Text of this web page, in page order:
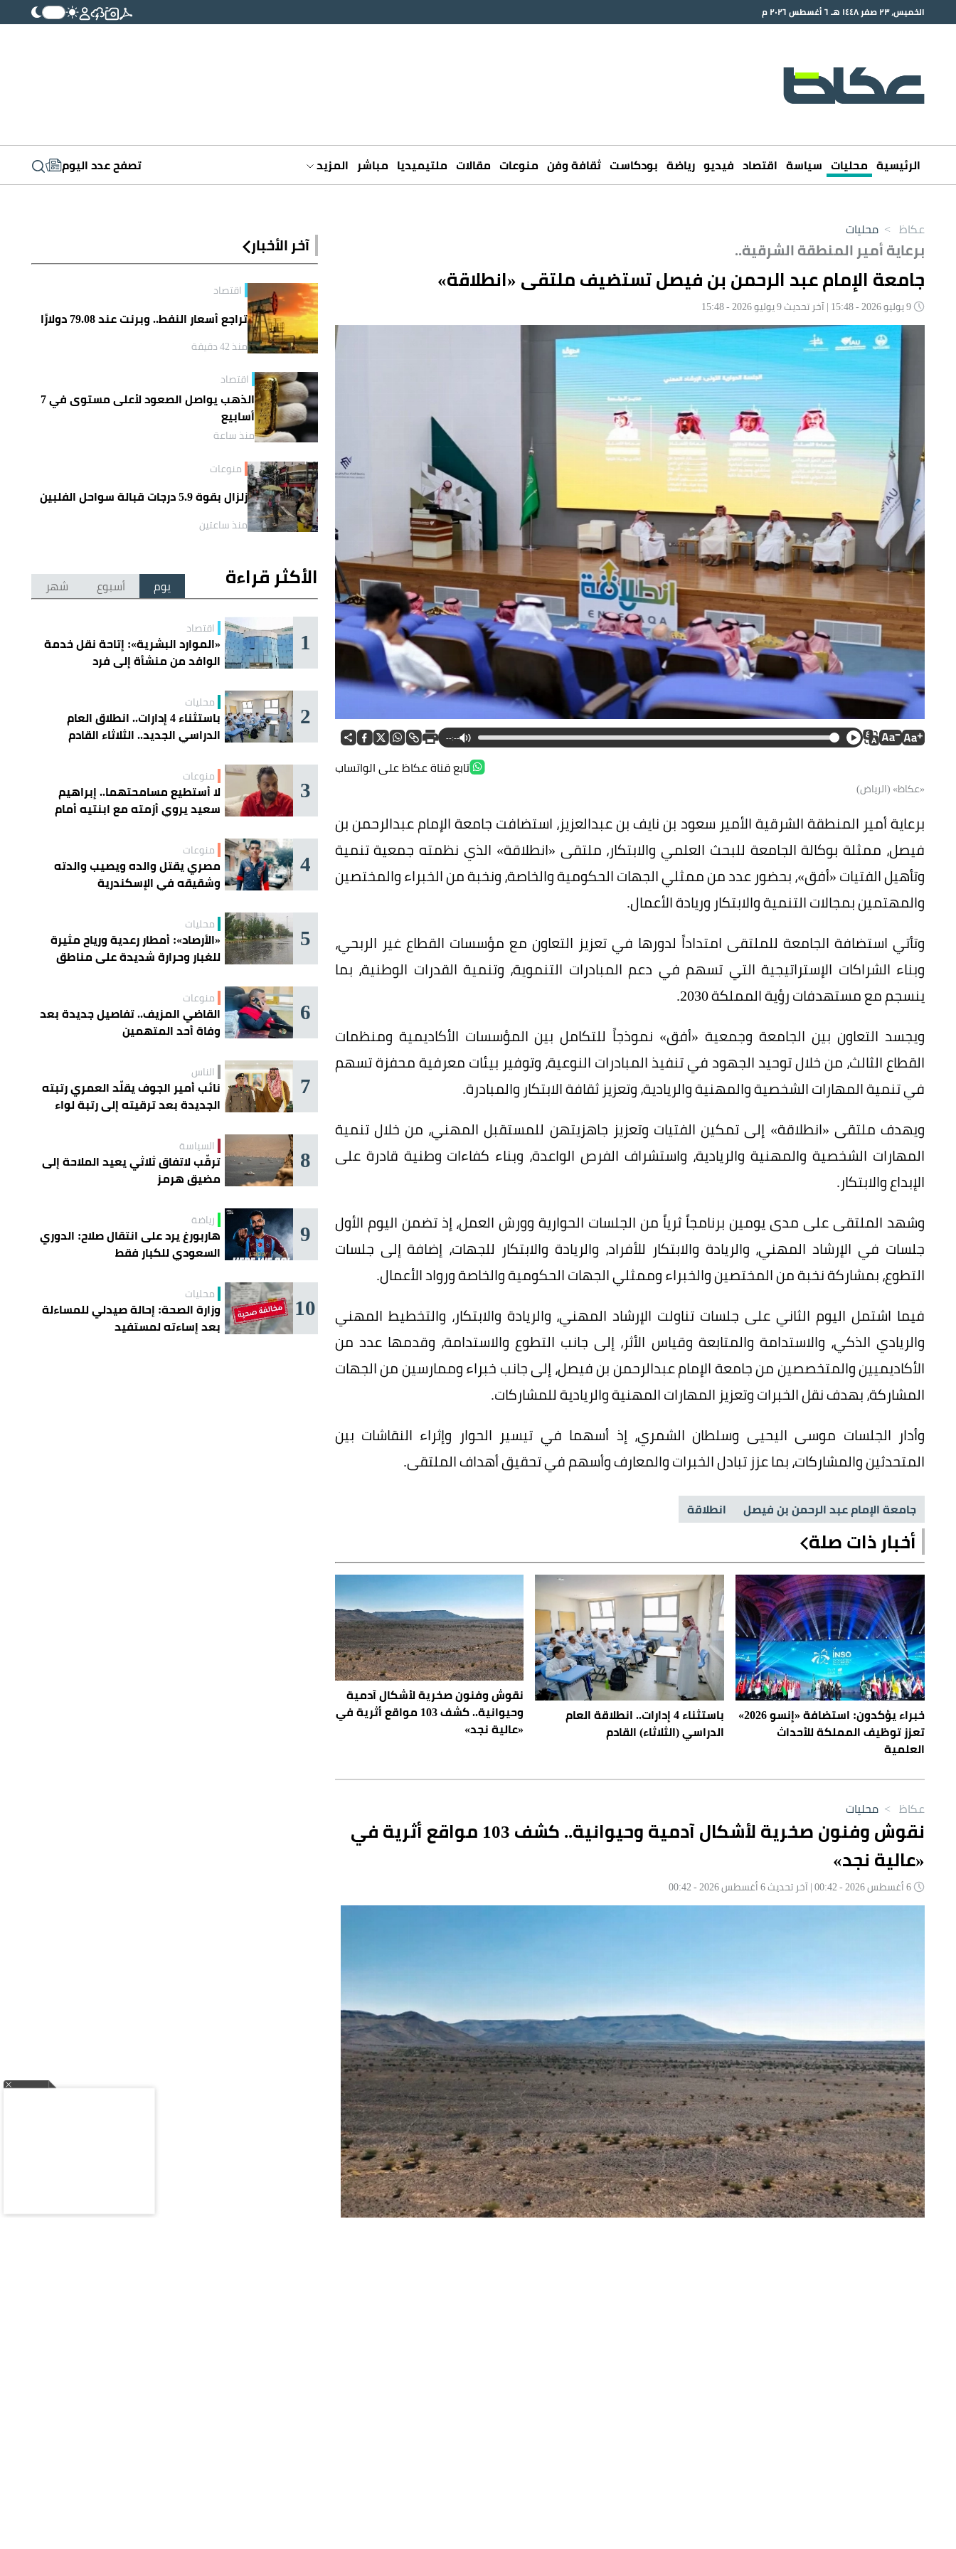
الخميس، ٢٣ صفر ١٤٤٨ هـ ٦ أغسطس ٢٠٢٦ م
الرئيسية محليات سياسة اقتصاد فيديو رياضة بودكاست ثقافة وفن منوعات مقالات ملتيميديا مباشر المزيد تصفح عدد اليوم
عكاظ > محليات
برعاية أمير المنطقة الشرقية..
جامعة الإمام عبد الرحمن بن فيصل تستضيف ملتقى «انطلاقة»
--:--
تابع قناة عكاظ على الواتساب
«عكاظ» (الرياض)
برعاية أمير المنطقة الشرقية الأمير سعود بن نايف بن عبدالعزيز، استضافت جامعة الإمام عبدالرحمن بن
فيصل، ممثلة بوكالة الجامعة للبحث العلمي والابتكار، ملتقى «انطلاقة» الذي نظمته جمعية تنمية
وتأهيل الفتيات «أفق»، بحضور عدد من ممثلي الجهات الحكومية والخاصة، ونخبة من الخبراء والمختصين
والمهتمين بمجالات التنمية والابتكار وريادة الأعمال.
وتأتي استضافة الجامعة للملتقى امتداداً لدورها في تعزيز التعاون مع مؤسسات القطاع غير الربحي،
وبناء الشراكات الإستراتيجية التي تسهم في دعم المبادرات التنموية، وتنمية القدرات الوطنية، بما
ينسجم مع مستهدفات رؤية المملكة 2030.
ويجسد التعاون بين الجامعة وجمعية «أفق» نموذجاً للتكامل بين المؤسسات الأكاديمية ومنظمات
القطاع الثالث، من خلال توحيد الجهود في تنفيذ المبادرات النوعية، وتوفير بيئات معرفية محفزة تسهم
في تنمية المهارات الشخصية والمهنية والريادية، وتعزيز ثقافة الابتكار والمبادرة.
ويهدف ملتقى «انطلاقة» إلى تمكين الفتيات وتعزيز جاهزيتهن للمستقبل المهني، من خلال تنمية
المهارات الشخصية والمهنية والريادية، واستشراف الفرص الواعدة، وبناء كفاءات وطنية قادرة على
الإبداع والابتكار.
وشهد الملتقى على مدى يومين برنامجاً ثرياً من الجلسات الحوارية وورش العمل، إذ تضمن اليوم الأول
جلسات في الإرشاد المهني، والريادة والابتكار للأفراد، والريادة والابتكار للجهات، إضافة إلى جلسات
التطوع، بمشاركة نخبة من المختصين والخبراء وممثلي الجهات الحكومية والخاصة ورواد الأعمال.
فيما اشتمل اليوم الثاني على جلسات تناولت الإرشاد المهني، والريادة والابتكار، والتخطيط المهني
والريادي الذكي، والاستدامة والمتابعة وقياس الأثر، إلى جانب التطوع والاستدامة، وقدمها عدد من
الأكاديميين والمتخصصين من جامعة الإمام عبدالرحمن بن فيصل، إلى جانب خبراء وممارسين من الجهات
المشاركة، بهدف نقل الخبرات وتعزيز المهارات المهنية والريادية للمشاركات.
وأدار الجلسات موسى اليحيى وسلطان الشمري، إذ أسهما في تيسير الحوار وإثراء النقاشات بين
المتحدثين والمشاركات، بما عزز تبادل الخبرات والمعارف وأسهم في تحقيق أهداف الملتقى.
جامعة الإمام عبد الرحمن بن فيصل انطلاقة
أخبار ذات صلة
خبراء يؤكدون: استضافة «إنسو 2026»
تعزز توظيف المملكة للأحداث
العلمية
باستثناء 4 إدارات.. انطلاقة العام
الدراسي (الثلاثاء) القادم
نقوش وفنون صخرية لأشكال آدمية
وحيوانية.. كشف 103 مواقع أثرية في
«عالية نجد»
آخر الأخبار
اقتصاد
تراجع أسعار النفط.. وبرنت عند 79.08 دولارًا
منذ 42 دقيقة
اقتصاد
الذهب يواصل الصعود لأعلى مستوى في 7
أسابيع
منذ ساعة
منوعات
زلزال بقوة 5.9 درجات قبالة سواحل الفلبين
منذ ساعتين
الأكثر قراءة يوم أسبوع شهر
1 اقتصاد
«الموارد البشرية»: إتاحة نقل خدمة
الوافد من منشأة إلى فرد
2 محليات
باستثناء 4 إدارات.. انطلاق العام
الدراسي الجديد.. الثلاثاء القادم
3 منوعات
لا أستطيع مسامحتهما.. إبراهيم
سعيد يروي أزمته مع ابنتيه أمام
4 منوعات
مصري يقتل والده ويصيب والدته
وشقيقه في الإسكندرية
5 محليات
«الأرصاد»: أمطار رعدية ورياح مثيرة
للغبار وحرارة شديدة على مناطق
6 منوعات
القاضي المزيف.. تفاصيل جديدة بعد
وفاة أحد المتهمين
7 الناس
نائب أمير الجوف يقلّد العمري رتبته
الجديدة بعد ترقيته إلى رتبة لواء
8 السياسة
ترقّب لاتفاق ثلاثي يعيد الملاحة إلى
مضيق هرمز
9 رياضة
هاربورغ يرد على انتقال صلاح: الدوري
السعودي للكبار فقط
10 محليات
وزارة الصحة: إحالة صيدلي للمساءلة
بعد إساءته لمستفيد
عكاظ > محليات
نقوش وفنون صخرية لأشكال آدمية وحيوانية.. كشف 103 مواقع أثرية في
«عالية نجد»